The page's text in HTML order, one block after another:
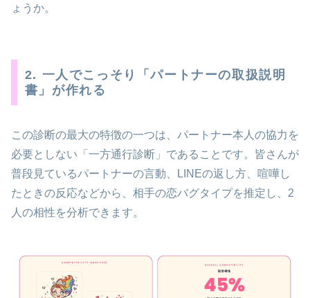
ょうか。
2. 一人でこっそり「パートナーの取扱説明
書」が作れる
この診断の最大の特徴の一つは、パートナー本人の協力を
必要としない「一方通行診断」であることです。皆さんが
普段見ているパートナーの言動、LINEの返し方、喧嘩し
たときの反応などから、相手の恋バグタイプを推定し、2
人の相性を分析できます。